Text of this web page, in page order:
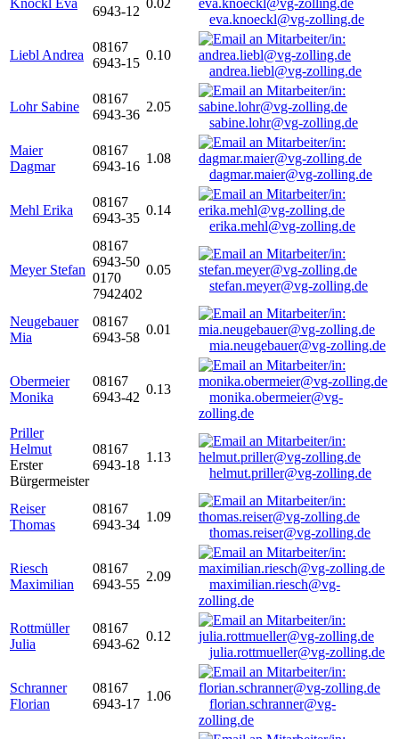
Knöckl Eva
6943-12
0.02
eva.knoeckl@vg-zolling.de
Liebl Andrea
08167
6943-15
0.10
andrea.liebl@vg-zolling.de
Lohr Sabine
08167
6943-36
2.05
sabine.lohr@vg-zolling.de
Maier
Dagmar
08167
6943-16
1.08
dagmar.maier@vg-zolling.de
Mehl Erika
08167
6943-35
0.14
erika.mehl@vg-zolling.de
Meyer Stefan
08167
6943-50
0170
7942402
0.05
stefan.meyer@vg-zolling.de
Neugebauer
Mia
08167
6943-58
0.01
mia.neugebauer@vg-zolling.de
Obermeier
Monika
08167
6943-42
0.13
monika.obermeier@vg-
zolling.de
Priller
Helmut
Erster
Bürgermeister
08167
6943-18
1.13
helmut.priller@vg-zolling.de
Reiser
Thomas
08167
6943-34
1.09
thomas.reiser@vg-zolling.de
Riesch
Maximilian
08167
6943-55
2.09
maximilian.riesch@vg-
zolling.de
Rottmüller
Julia
08167
6943-62
0.12
julia.rottmueller@vg-zolling.de
Schranner
Florian
08167
6943-17
1.06
florian.schranner@vg-
zolling.de